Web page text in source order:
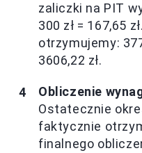
zaliczki na PIT
300 zł = 167,65
otrzymujemy:
3606,22 zł.
Obliczenie
Ostatecznie
faktycznie
finalnego